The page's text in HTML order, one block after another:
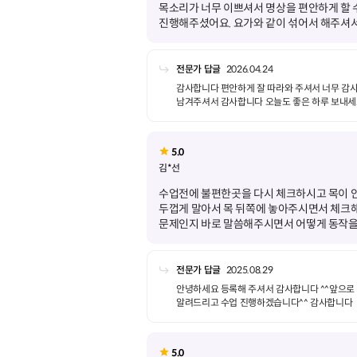
목소리가 너무 이쁘셔서 명상을 편안하게 할
진행해주셨어요. 요가와 같이 섞어서 해주셔
전문가 답글 2026.04.24
감사합니다 편안하게 잘 따라와 주셔서 너무 감
남겨주셔서 감사합니다 오늘도 좋은 하루 보내
5.0
김*선
수업전에 불편한곳을 다시 체크하시고 목이
두껍게 말아서 목 뒤쪽에 놓아주시면서 체크
문제인지 바로 말씀해주시면서 어떻게 동작
전문가 답글 2025.08.29
안녕하세요 등록해 주셔서 감사합니다 ^^앞으
알려드리고 수업 진행하겠습니다^^ 감사합니다
5.0